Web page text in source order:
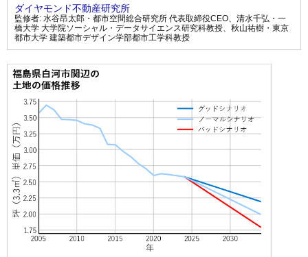
ダイヤモンド不動産研究所
監修者: 水谷昂太郎・都市空間総合研究所 代表取締役CEO、 清水千弘・一
橋大学 大学院ソーシャル・データサイエンス研究科教授、 秋山祐樹・東京
都市大学 建築都市デザイン学部都市工学科教授